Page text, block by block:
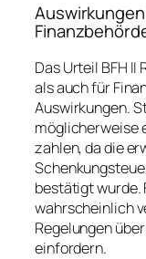
Das Urteil BFH
als auch für
Auswirkungen.
möglicherweise
zahlen, da die
bestätigt wurde.
wahrscheinlich
Regelungen
einfordern.